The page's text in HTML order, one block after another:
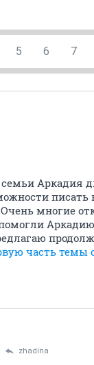
5 6 7
семьи Аркадия
писать
многие
часть темы
zhadina